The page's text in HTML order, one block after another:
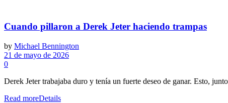
Cuando pillaron a Derek Jeter haciendo trampas
by Michael Bennington
21 de mayo de 2026
0
Derek Jeter trabajaba duro y tenía un fuerte deseo de ganar. Esto,
Read moreDetails